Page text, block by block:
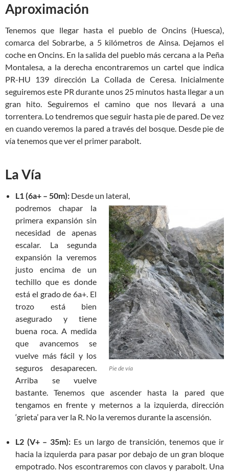
Aproximación
Tenemos que llegar hasta el pueblo de Oncins (Huesca),
comarca del Sobrarbe, a 5 kilómetros de Ainsa. Dejamos el
coche en Oncins. En la salida del pueblo más cercana a la Peña
Montalesa, a la derecha encontraremos un cartel que indica
PR-HU 139 dirección La Collada de Ceresa. Inicialmente
seguiremos este PR durante unos 25 minutos hasta llegar a un
gran hito. Seguiremos el camino que nos llevará a una
torrentera. Lo tendremos que seguir hasta pie de pared. De vez
en cuando veremos la pared a través del bosque. Desde pie de
vía tenemos que ver el primer parabolt.
La Vía
L1 (6a+ – 50m): Desde un lateral,
Pie de vía
podremos chapar la
primera expansión sin
necesidad de apenas
escalar. La segunda
expansión la veremos
justo encima de un
techillo que es donde
está el grado de 6a+. El
trozo está bien
asegurado y tiene
buena roca. A medida
que avancemos se
vuelve más fácil y los
seguros desaparecen.
Arriba se vuelve
bastante. Tenemos que ascender hasta la pared que
tengamos en frente y meternos a la izquierda, dirección
‘grieta’ para ver la R. No la veremos durante la ascensión.
L2 (V+ – 35m): Es un largo de transición, tenemos que ir
hacia la izquierda para pasar por debajo de un gran bloque
empotrado. Nos escontraremos con clavos y parabolt. Una